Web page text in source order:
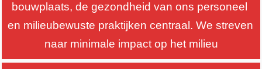
bouwplaats, de gezondheid van ons personeel
en milieubewuste praktijken centraal. We streven
naar minimale impact op het milieu